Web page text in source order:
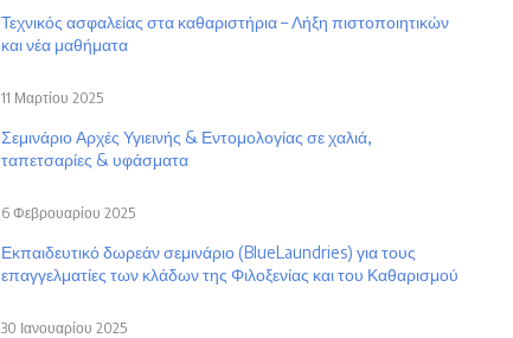
Τεχνικός ασφαλείας στα καθαριστήρια – Λήξη πιστοποιητικών
και νέα μαθήματα
Σεμινάριο Αρχές Υγιεινής & Εντομολογίας σε χαλιά,
ταπετσαρίες & υφάσματα
11 Μαρτίου 2025
Εκπαιδευτικό δωρεάν σεμινάριο (BlueLaundries) για τους
επαγγελματίες των κλάδων της Φιλοξενίας και του Καθαρισμού
6 Φεβρουαρίου 2025
30 Ιανουαρίου 2025